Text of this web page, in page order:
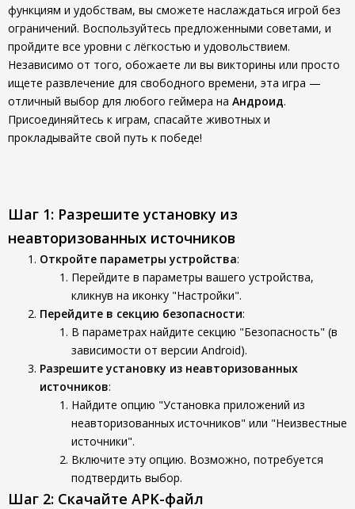
функциям и удобствам, вы сможете наслаждаться игрой без
ограничений. Воспользуйтесь предложенными советами, и
пройдите все уровни с лёгкостью и удовольствием.
Независимо от того, обожаете ли вы викторины или просто
ищете развлечение для свободного времени, эта игра —
отличный выбор для любого геймера на Андроид.
Присоединяйтесь к играм, спасайте животных и
прокладывайте свой путь к победе!
Шаг 1: Разрешите установку из
неавторизованных источников
Откройте параметры устройства:
Перейдите в параметры вашего устройства,
кликнув на иконку "Настройки".
Перейдите в секцию безопасности:
В параметрах найдите секцию "Безопасность" (в
зависимости от версии Android).
Разрешите установку из неавторизованных
источников:
Найдите опцию "Установка приложений из
неавторизованных источников" или "Неизвестные
источники".
Включите эту опцию. Возможно, потребуется
подтвердить выбор.
Шаг 2: Скачайте APK-файл